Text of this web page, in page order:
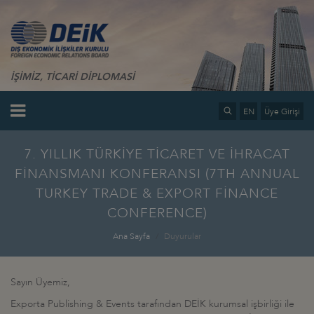
İŞİMİZ, TİCARİ DİPLOMASİ
EN Üye Girişi
7. YILLIK TÜRKİYE TİCARET VE İHRACAT
FİNANSMANI KONFERANSI (7TH ANNUAL
TURKEY TRADE & EXPORT FİNANCE
CONFERENCE)
Ana Sayfa Duyurular
Sayın Üyemiz,
Exporta Publishing & Events tarafından DEİK kurumsal işbirliği ile